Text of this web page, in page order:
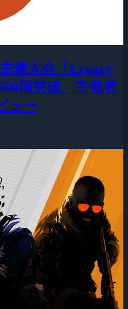
催大会「Legacy
回突破、主催者
ュー